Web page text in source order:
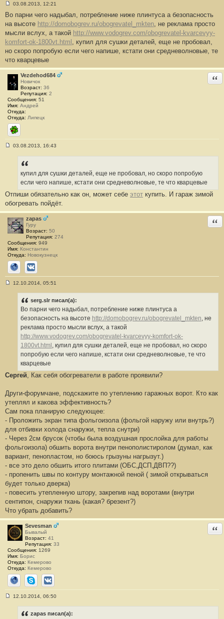
о
б
щ
н
и
#
2
5
03.08.2013, 12:21
Во парни чего надыбал, потребление ниже плинтуса а безопасность
на высоте http://domobogrev.ru/obogrevatel_mkten, не реклама просто
мысли вслух, а такой http://www.vodogrev.com/obogrevatel-kvarcevyy-
komfort-ok-1800vt.html , купил для сушки деталей, еще не пробовал,
но скоро попробую если чего напише, кстати они средневолновые, те
что кварцевые
Vezdehod684
Новичок
Возраст: 36
Репутация: 2
Сообщения: 51
Имя: Андрей
Откуда:
Откуда: Липецк
ICQ
и
#
2
6
03.08.2013, 16:43
купил для сушки деталей, еще не пробовал, но скоро попробую
если чего напише, кстати они средневолновые, те что кварцевые
Отпиши обязательно как он, может себе этот купить. И гараж зимой
обогревать пойдёт.
zapas
Гуру
Возраст: 50
Репутация: 274
Сообщения: 949
Имя: Константин
Откуда: Новокузнецк
СайтВКонтакте
12.10.2014, 05:51
serg.slr писал(а):
Во парни чего надыбал, потребление ниже плинтуса а
безопасность на высоте http://domobogrev.ru/obogrevatel_mkten , не
реклама просто мысли вслух, а такой
http://www.vodogrev.com/obogrevatel-kvarcevyy-komfort-ok-
1800vt.html , купил для сушки деталей, еще не пробовал, но скоро
попробую если чего напише, кстати они средневолновые, те что
кварцевые
Сергей , Как себя обогреватели в работе проявили?
Други-форумчане, подскажите по утеплению гаражных ворот. Кто как
утеплял и какова эффективность?
Сам пока планирую следующее:
- Проложить экран типа фольгоизола (фольгой наружу или внутрь?)
для отбивки холода снаружи, тепла снутри)
- Через 2см брусок (чтобы была воздушная прослойка для работы
фольгоизола) обшить ворота внутри пенополистиролом (думал, как
вариант, пенопластом, но боюсь грызуны нагрызут.)
- все это дело обшить итого плитами (ОБС,ДСП,ДВП??)
- пропенить швы по контуру монтажной пеной ( зимой открываться
будет только дверка)
- повесить утепленную штору, закрепив над воротами (внутри
сентипон, снаружи ткань (какая? брезент?)
Что убрать добавить?
Sevesman
Бывалый
Возраст: 41
Репутация: 33
Сообщения: 1269
Имя: Борис
Откуда: Кемерово
Откуда: Кемерово
СайтSkypeВКонтакте
12.10.2014, 06:50
zapas писал(а):